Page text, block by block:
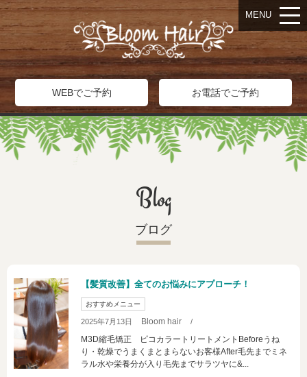
WEBでご予約 お電話でご予約
MENU
Blog
ブログ
【髪質改善】全てのお悩みにアプローチ！
おすすめメニュー
2025年7月13日 Bloom hair /
M3D縮毛矯正 ピコカラートリートメントBeforeうね
り・乾燥でうまくまとまらないお客様After毛先までミネ
ラル水や栄養分が入り毛先までサラツヤに&...